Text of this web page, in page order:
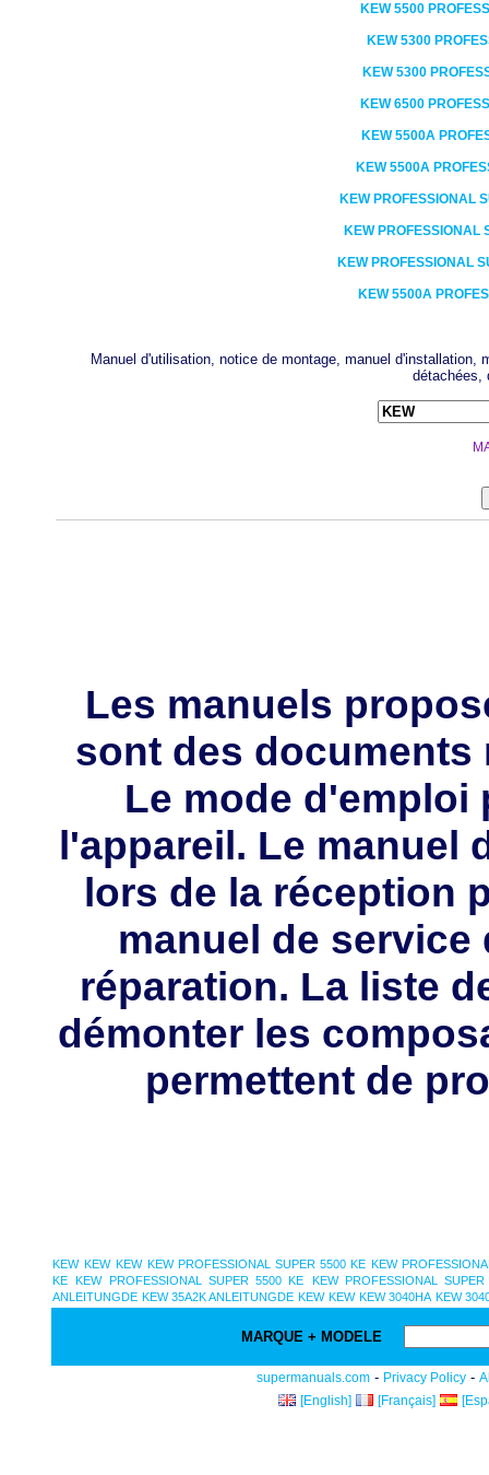
KEW5500
KEW5300
KEW5300
KEW6500
KEW5500A
KEW5500A
KEW PROFESSIONAL
KEW PROFESSIONAL
KEW PROFESSIONAL
KEW5500A
Manuel d'utilisation, notice de montage, manuel
détachées,
Les manuels
sont des documents
Le mode d'emploi
l'appareil. Le manuel
lors de la réception
manuel de
réparation. La liste
démonter les
permettent de
KEW KEW KEW KEW PROFESSIONAL SUPER 5500 KE KEW
KE
KEW PROFESSIONAL SUPER 5500 KE
KEW PROFESSIONAL
ANLEITUNGDE KEW 35A2K ANLEITUNGDE KEW KEW KEW 3040HA KEW
MARQUE + MODELE
supermanuals.com - Privacy Policy -
[English]
[Français]